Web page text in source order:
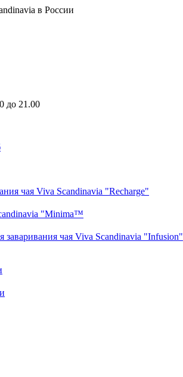
в России
до 21.00
чая Viva Scandinavia "Recharge"
"Minima™
заваривания чая Viva Scandinavia "Infusion"